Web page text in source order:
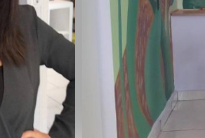
Μελέτησε την παχυσαρκία και
τρόπο ζωής.
ιατρικής και αναπτυξιολογίας
κλινικής